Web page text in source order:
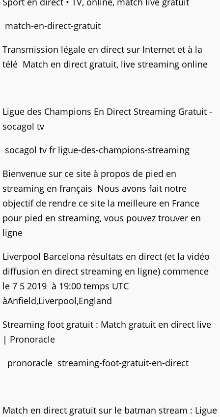
match-en-direct-gratuit
Transmission légale en direct sur Internet et à la
télé Match en direct gratuit, live streaming online
Ligue des Champions En Direct Streaming Gratuit -
socagol tv
socagol tv fr ligue-des-champions-streaming
Bienvenue sur ce site à propos de pied en
streaming en français Nous avons fait notre
objectif de rendre ce site la meilleure en France
pour pied en streaming, vous pouvez trouver en
ligne
Liverpool Barcelona résultats en direct (et la vidéo
diffusion en direct streaming en ligne) commence
le 7 5 2019 à 19:00 temps UTC
àAnfield,Liverpool,England
Streaming foot gratuit : Match gratuit en direct live
| Pronoracle
pronoracle streaming-foot-gratuit-en-direct
Match en direct gratuit sur le batman stream : Ligue